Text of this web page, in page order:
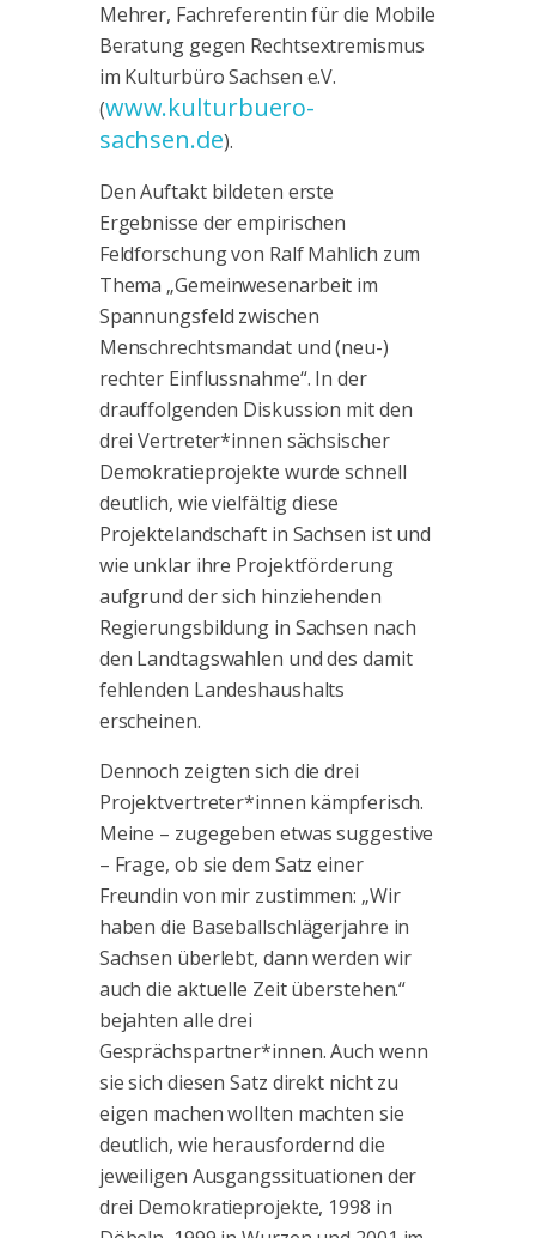
Mehrer, Fachreferentin für die Mobile
Beratung gegen Rechtsextremismus
im Kulturbüro Sachsen e.V.
(www.kulturbuero-
sachsen.de).
Den Auftakt bildeten erste
Ergebnisse der empirischen
Feldforschung von Ralf Mahlich zum
Thema „Gemeinwesenarbeit im
Spannungsfeld zwischen
Menschrechtsmandat und (neu-)
rechter Einflussnahme“. In der
drauffolgenden Diskussion mit den
drei Vertreter*innen sächsischer
Demokratieprojekte wurde schnell
deutlich, wie vielfältig diese
Projektelandschaft in Sachsen ist und
wie unklar ihre Projektförderung
aufgrund der sich hinziehenden
Regierungsbildung in Sachsen nach
den Landtagswahlen und des damit
fehlenden Landeshaushalts
erscheinen.
Dennoch zeigten sich die drei
Projektvertreter*innen kämpferisch.
Meine – zugegeben etwas suggestive
– Frage, ob sie dem Satz einer
Freundin von mir zustimmen: „Wir
haben die Baseballschlägerjahre in
Sachsen überlebt, dann werden wir
auch die aktuelle Zeit überstehen.“
bejahten alle drei
Gesprächspartner*innen. Auch wenn
sie sich diesen Satz direkt nicht zu
eigen machen wollten machten sie
deutlich, wie herausfordernd die
jeweiligen Ausgangssituationen der
drei Demokratieprojekte, 1998 in